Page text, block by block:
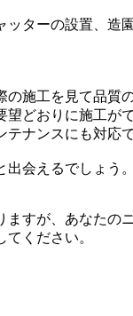
ターの設置、
施工を見て品質
どおりに施工が
ナンスにも対
会えるでしょう。
すが、あなたの
ください。